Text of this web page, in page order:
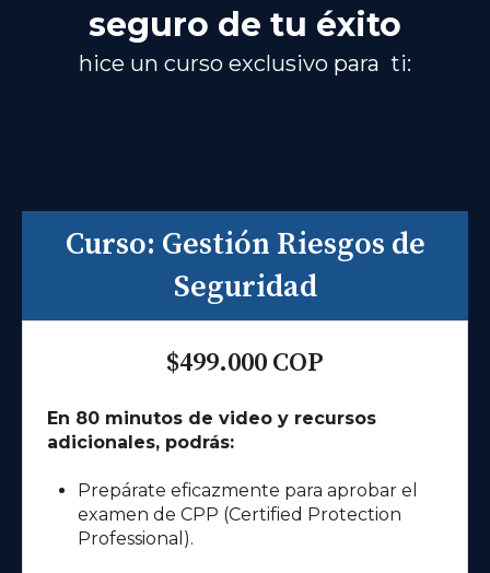
seguro de tu éxito
hice un curso exclusivo para ti:
Curso: Gestión Riesgos de
Seguridad
$499.000 COP
En 80 minutos de video y recursos
adicionales, podrás:
Prepárate eficazmente para aprobar el
examen de CPP (Certified Protection
Professional).